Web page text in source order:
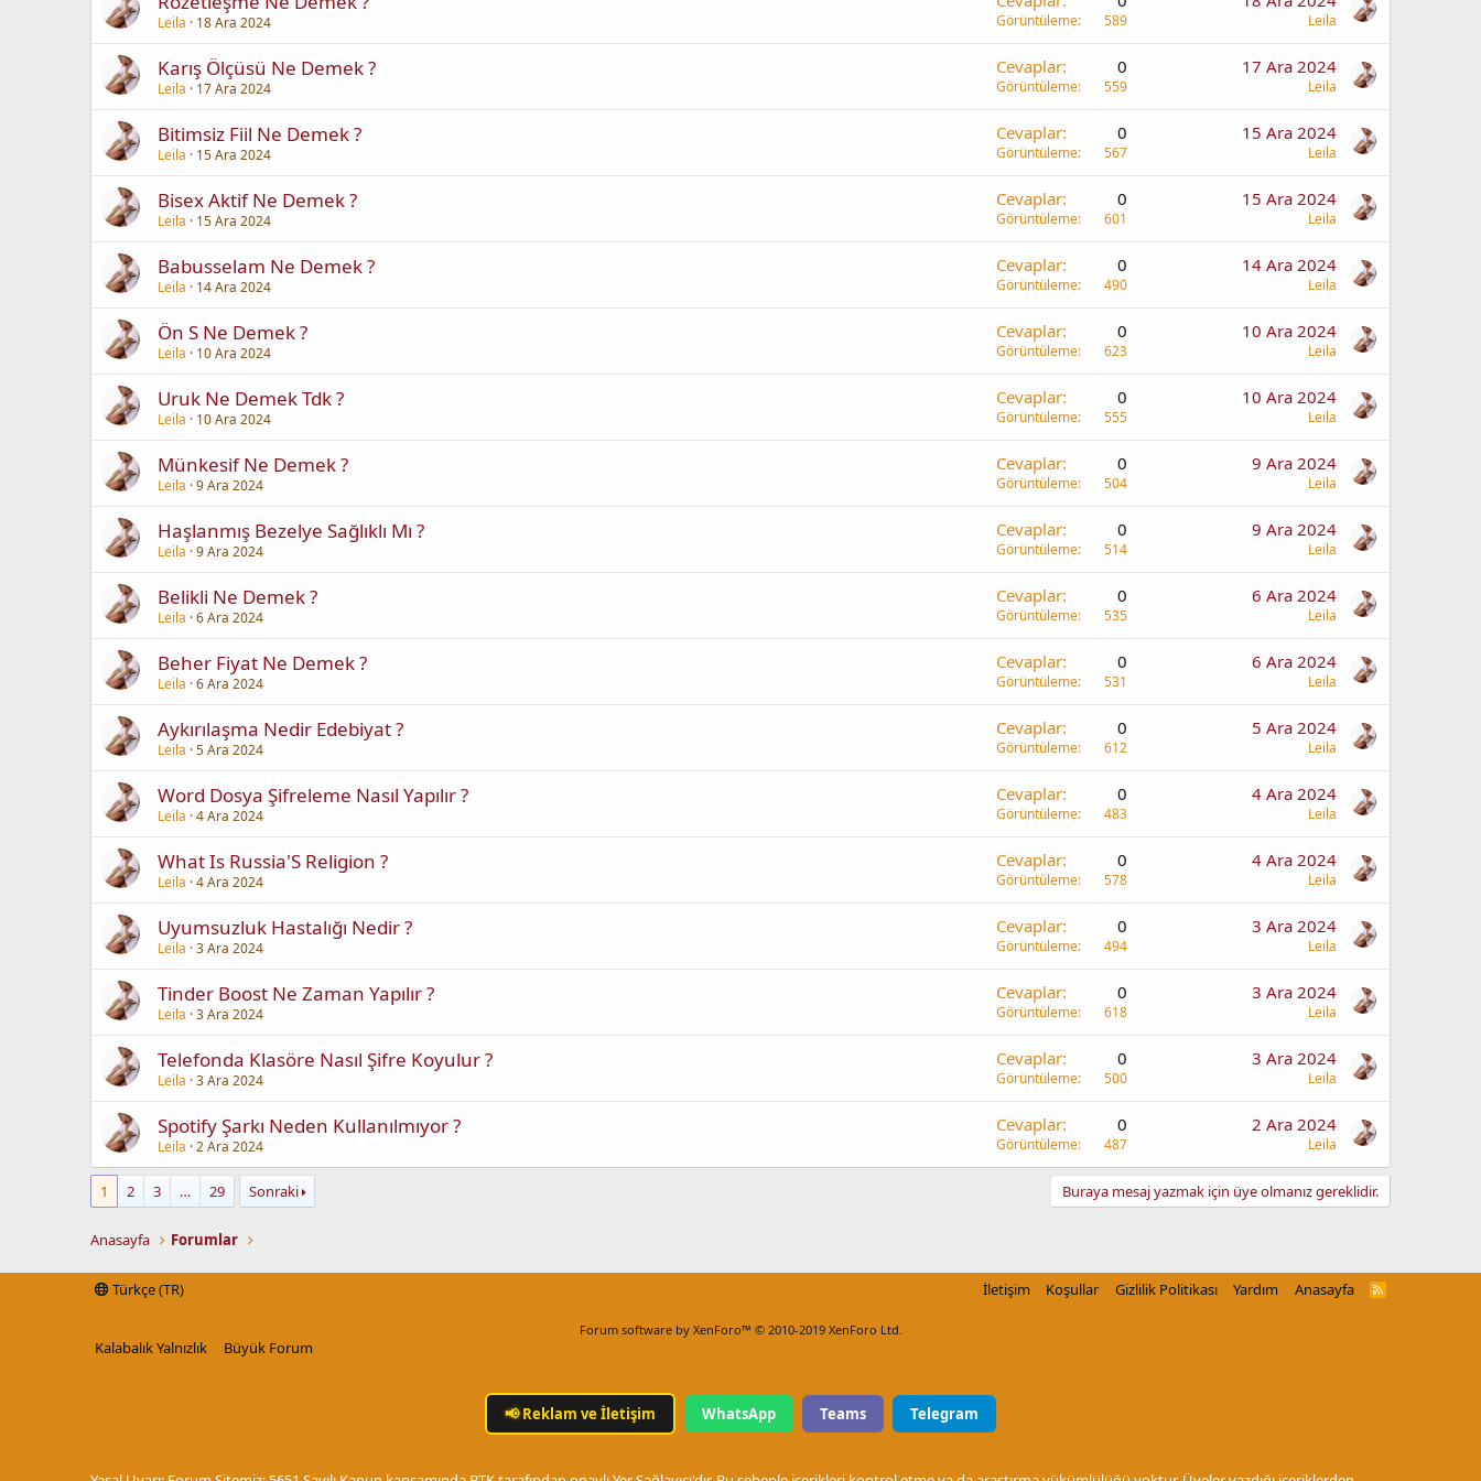
Leila 18 Ara 2024 Görüntüleme 589 Leila
Karış Ölçüsü Ne Demek ?
Leila 17 Ara 2024
Cevaplar 0
Görüntüleme 559
17 Ara 2024
Leila
Bitimsiz Fiil Ne Demek ?
Leila 15 Ara 2024
Cevaplar 0
Görüntüleme 567
15 Ara 2024
Leila
Bisex Aktif Ne Demek ?
Leila 15 Ara 2024
Cevaplar 0
Görüntüleme 601
15 Ara 2024
Leila
Babusselam Ne Demek ?
Leila 14 Ara 2024
Cevaplar 0
Görüntüleme 490
14 Ara 2024
Leila
Ön S Ne Demek ?
Leila 10 Ara 2024
Cevaplar 0
Görüntüleme 623
10 Ara 2024
Leila
Uruk Ne Demek Tdk ?
Leila 10 Ara 2024
Cevaplar 0
Görüntüleme 555
10 Ara 2024
Leila
Münkesif Ne Demek ?
Leila 9 Ara 2024
Cevaplar 0
Görüntüleme 504
9 Ara 2024
Leila
Haşlanmış Bezelye Sağlıklı Mı ?
Leila 9 Ara 2024
Cevaplar 0
Görüntüleme 514
9 Ara 2024
Leila
Belikli Ne Demek ?
Leila 6 Ara 2024
Cevaplar 0
Görüntüleme 535
6 Ara 2024
Leila
Beher Fiyat Ne Demek ?
Leila 6 Ara 2024
Cevaplar 0
Görüntüleme 531
6 Ara 2024
Leila
Aykırılaşma Nedir Edebiyat ?
Leila 5 Ara 2024
Cevaplar 0
Görüntüleme 612
5 Ara 2024
Leila
Word Dosya Şifreleme Nasıl Yapılır ?
Leila 4 Ara 2024
Cevaplar 0
Görüntüleme 483
4 Ara 2024
Leila
What Is Russia'S Religion ?
Leila 4 Ara 2024
Cevaplar 0
Görüntüleme 578
4 Ara 2024
Leila
Uyumsuzluk Hastalığı Nedir ?
Leila 3 Ara 2024
Cevaplar 0
Görüntüleme 494
3 Ara 2024
Leila
Tinder Boost Ne Zaman Yapılır ?
Leila 3 Ara 2024
Cevaplar 0
Görüntüleme 618
3 Ara 2024
Leila
Telefonda Klasöre Nasıl Şifre Koyulur ?
Leila 3 Ara 2024
Cevaplar 0
Görüntüleme 500
3 Ara 2024
Leila
Spotify Şarkı Neden Kullanılmıyor ?
Leila 2 Ara 2024
Cevaplar 0
Görüntüleme 487
2 Ara 2024
Leila
1 2 3 … 29 Sonraki Buraya mesaj yazmak için üye olmanız gereklidir.
Anasayfa Forumlar
Türkçe (TR) İletişim Koşullar Gizlilik Politikası Yardım Anasayfa
R
Forum software by XenForo™ © 2010-2019 XenForo Ltd.
Kalabalık Yalnızlık Büyük Forum
📢Reklam ve İletişim WhatsApp Teams Telegram